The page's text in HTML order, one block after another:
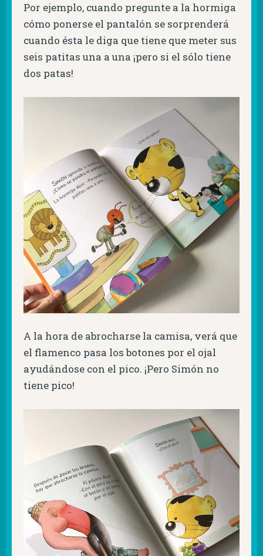
Por ejemplo, cuando pregunte a la hormiga
cómo ponerse el pantalón se sorprenderá
cuando ésta le diga que tiene que meter sus
seis patitas una a una ¡pero si el sólo tiene
dos patas!
A la hora de abrocharse la camisa, verá que
el flamenco pasa los botones por el ojal
ayudándose con el pico. ¡Pero Simón no
tiene pico!